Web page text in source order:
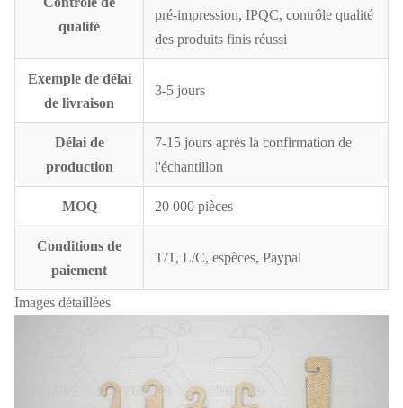
qualité
pré-impression, IPQC, contrôle qualité
des produits finis réussi
Exemple de délai
de livraison
3-5 jours
Délai de
production
7-15 jours après la confirmation de
l'échantillon
MOQ 20 000 pièces
Conditions de
paiement
T/T, L/C, espèces, Paypal
Images détaillées